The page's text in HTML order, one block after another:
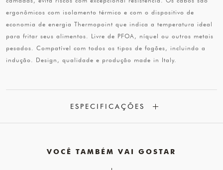
ergonômicos com isolamento térmico e com o dispositivo de
economia de energia Thermopoint que indica a temperatura ideal
para fritar seus alimentos. Livre de PFOA, níquel ou outros metais
pesados. Compatível com todos os tipos de fogões, incluindo a
indução. Design, qualidade e produção made in Italy.
ESPECIFICAÇÕES
VOCÊ TAMBÉM VAI GOSTAR